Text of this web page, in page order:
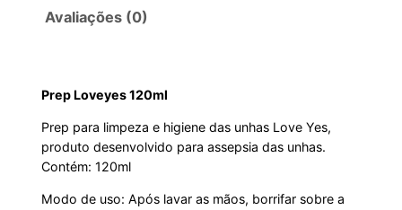
Avaliações (0)
Prep Loveyes 120ml
Prep para limpeza e higiene das unhas Love Yes,
produto desenvolvido para assepsia das unhas.
Contém: 120ml
Modo de uso: Após lavar as mãos, borrifar sobre a